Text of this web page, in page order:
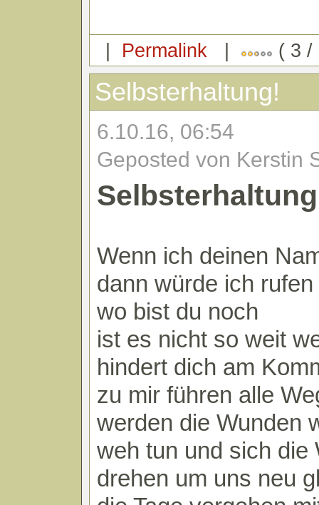
| Permalink | ( 3 /
Selbsterhaltung!
6.10.16, 06:54
Geposted von Kerstin
Wenn ich deinen
dann würde ich rufen
wo bist du noch
ist es nicht so weit
hindert dich am
zu mir führen alle
werden die Wunden
weh tun und sich die
drehen um uns neu